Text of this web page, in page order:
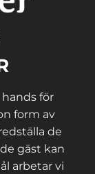
för
form av
de
gäst kan
arbetar vi